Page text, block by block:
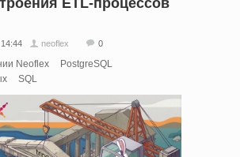
ETL‑процессов
neoflex 0
Neoflex
PostgreSQL
SQL